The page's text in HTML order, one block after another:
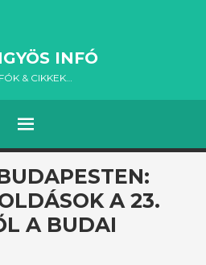
INFÓ
& CIKKEK…
A 23.
A BUDAI